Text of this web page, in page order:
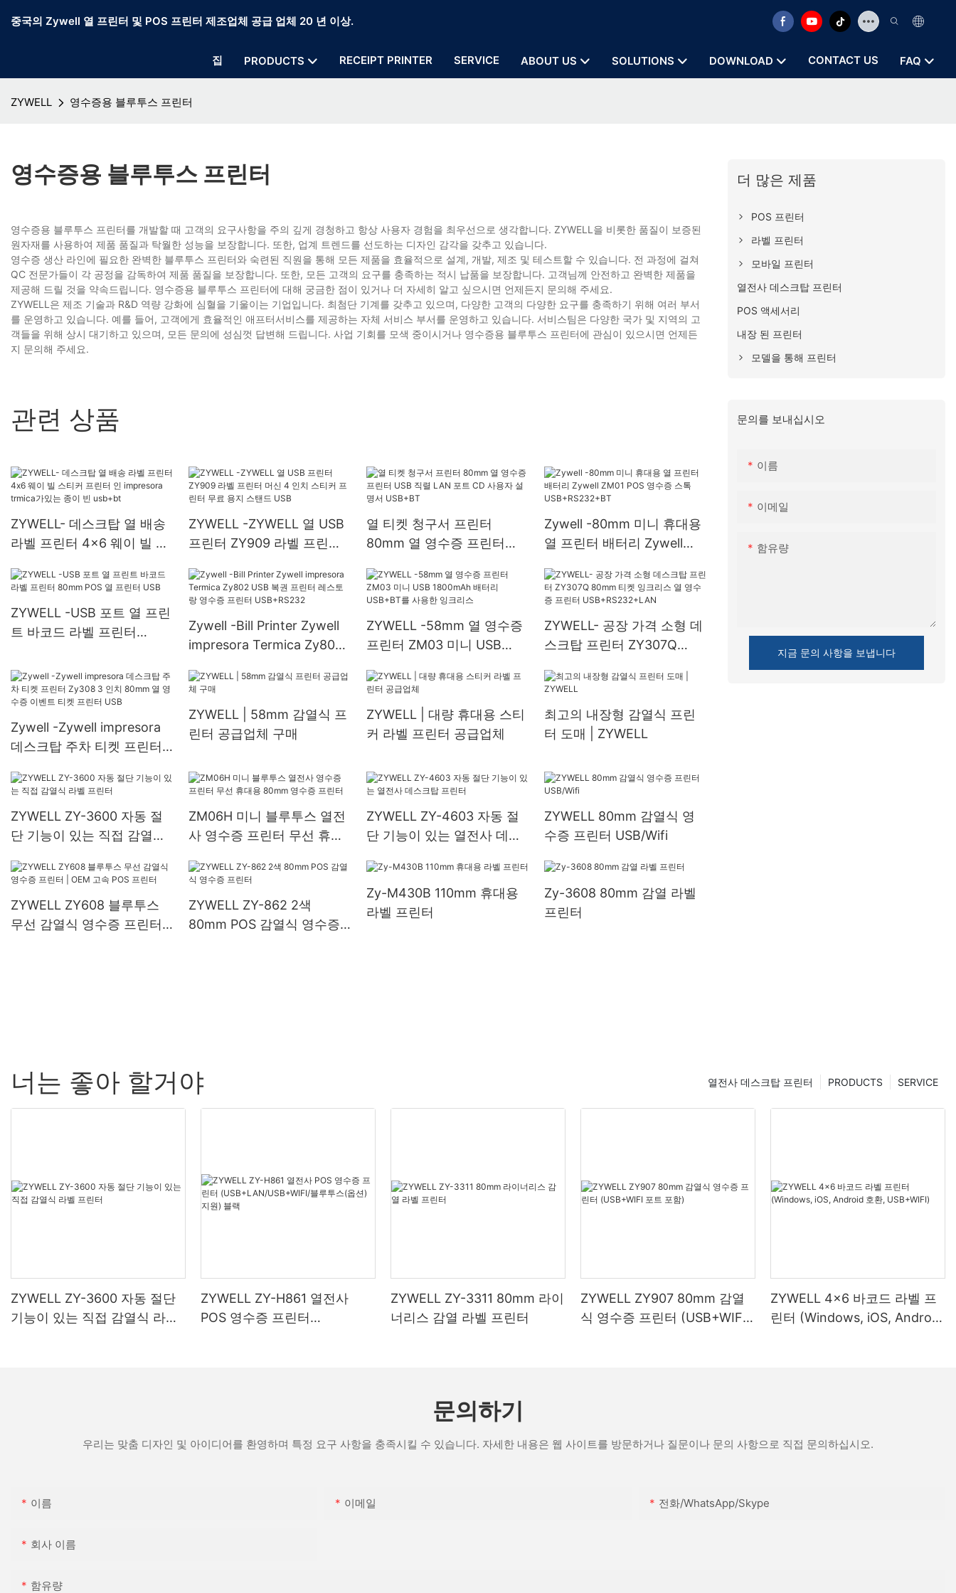
중국의 Zywell 열 프린터 및 POS 프린터 제조업체 공급 업체 20 년 이상.
집 PRODUCTS RECEIPT PRINTER SERVICE ABOUT US SOLUTIONS DOWNLOAD CONTACT US FAQ
ZYWELL 영수증용 블루투스 프린터
영수증용 블루투스 프린터
영수증용 블루투스 프린터를 개발할 때 고객의 요구사항을 주의 깊게 경청하고 항상 사용자 경험을 최우선으로 생각합니다. ZYWELL을 비롯한 품질이 보증된
원자재를 사용하여 제품 품질과 탁월한 성능을 보장합니다. 또한, 업계 트렌드를 선도하는 디자인 감각을 갖추고 있습니다.
영수증 생산 라인에 필요한 완벽한 블루투스 프린터와 숙련된 직원을 통해 모든 제품을 효율적으로 설계, 개발, 제조 및 테스트할 수 있습니다. 전 과정에 걸쳐
QC 전문가들이 각 공정을 감독하여 제품 품질을 보장합니다. 또한, 모든 고객의 요구를 충족하는 적시 납품을 보장합니다. 고객님께 안전하고 완벽한 제품을
제공해 드릴 것을 약속드립니다. 영수증용 블루투스 프린터에 대해 궁금한 점이 있거나 더 자세히 알고 싶으시면 언제든지 문의해 주세요.
ZYWELL은 제조 기술과 R&D 역량 강화에 심혈을 기울이는 기업입니다. 최첨단 기계를 갖추고 있으며, 다양한 고객의 다양한 요구를 충족하기 위해 여러 부서
를 운영하고 있습니다. 예를 들어, 고객에게 효율적인 애프터서비스를 제공하는 자체 서비스 부서를 운영하고 있습니다. 서비스팀은 다양한 국가 및 지역의 고
객들을 위해 상시 대기하고 있으며, 모든 문의에 성심껏 답변해 드립니다. 사업 기회를 모색 중이시거나 영수증용 블루투스 프린터에 관심이 있으시면 언제든
지 문의해 주세요.
관련 상품
ZYWELL- 데스크탑 열 배송
라벨 프린터 4x6 웨이 빌 스
trmica가있는 종이 빈
ZYWELL -ZYWELL 열 USB
프린터 ZY909 라벨 프린터
무료 용지 스탠드 USB
열 티켓 청구서 프린터
80mm 열 영수증 프린터
용자 설명서 USB+BT
Zywell -80mm 미니 휴대용
열 프린터 배터리 Zywell
USB+RS232+BT
ZYWELL -USB 포트 열 프린
트 바코드 라벨 프린터
Zywell -Bill Printer Zywell
impresora Termica Zy802
영수증 프린터 USB+RS232
ZYWELL -58mm 열 영수증
프린터 ZM03 미니 USB
를 사용한 잉크리스
ZYWELL- 공장 가격 소형 데
스크탑 프린터 ZY307Q
수증 프린터
Zywell -Zywell impresora
데스크탑 주차 티켓 프린터
수증 이벤트 티켓 프린터
ZYWELL | 58mm 감열식 프
린터 공급업체 구매
ZYWELL | 대량 휴대용 스티
커 라벨 프린터 공급업체
최고의 내장형 감열식 프린
터 도매 | ZYWELL
ZYWELL ZY-3600 자동 절
단 기능이 있는 직접 감열식
ZM06H 미니 블루투스 열전
사 영수증 프린터 무선 휴대
ZYWELL ZY-4603 자동 절
단 기능이 있는 열전사 데스
ZYWELL 80mm 감열식 영
수증 프린터 USB/Wifi
ZYWELL ZY608 블루투스
무선 감열식 영수증 프린터 |
ZYWELL ZY-862 2색
80mm POS 감열식 영수증
Zy-M430B 110mm 휴대용
라벨 프린터
Zy-3608 80mm 감열 라벨
프린터
더 많은 제품
POS 프린터
라벨 프린터
모바일 프린터
열전사 데스크탑 프린터
POS 액세서리
내장 된 프린터
모델을 통해 프린터
문의를 보내십시오
이름
이메일
함유량
지금 문의 사항을 보냅니다
너는 좋아 할거야 SERVICE
PRODUCTS
열전사 데스크탑 프린터
ZYWELL ZY-3600 자동 절단
기능이 있는 직접 감열식 라벨
ZYWELL ZY-H861 열전사
POS 영수증 프린터
ZYWELL ZY-3311 80mm 라이
너리스 감열 라벨 프린터
ZYWELL ZY907 80mm 감열
식 영수증 프린터 (USB+WIFI
ZYWELL 4x6 바코드 라벨 프
린터 (Windows, iOS, Android
문의하기
우리는 맞춤 디자인 및 아이디어를 환영하며 특정 요구 사항을 충족시킬 수 있습니다. 자세한 내용은 웹 사이트를 방문하거나 질문이나 문의 사항으로 직접 문의하십시오.
이름 이메일 전화/WhatsApp/Skype
회사 이름
함유량